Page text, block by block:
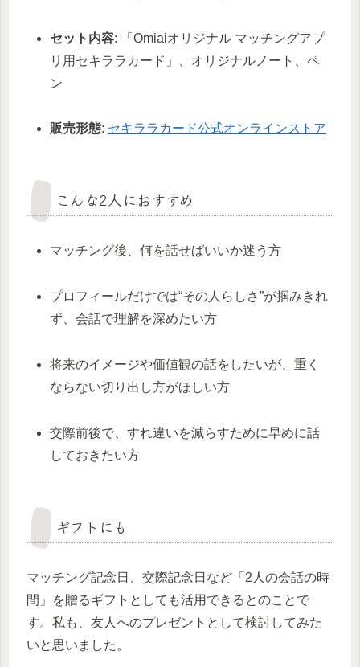
セット内容: 「Omiaiオリジナル マッチングアプ
リ用セキララカード」、オリジナルノート、ペ
ン
販売形態: セキララカード公式オンラインストア
こんな2人におすすめ
マッチング後、何を話せばいいか迷う方
プロフィールだけでは“その人らしさ”が掴みきれ
ず、会話で理解を深めたい方
将来のイメージや価値観の話をしたいが、重く
ならない切り出し方がほしい方
交際前後で、すれ違いを減らすために早めに話
しておきたい方
ギフトにも
マッチング記念日、交際記念日など「2人の会話の時
間」を贈るギフトとしても活用できるとのことで
す。私も、友人へのプレゼントとして検討してみた
いと思いました。